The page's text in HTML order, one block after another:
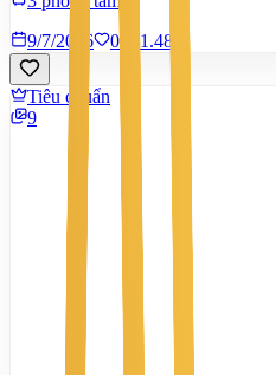
9/7/2026
0 1.482
Tiêu chuẩn
9